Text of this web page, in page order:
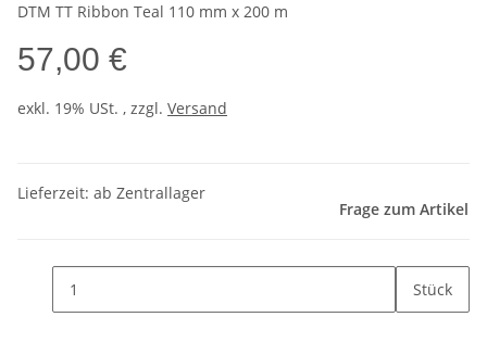
DTM TT Ribbon Teal 110 mm x 200 m
57,00 €
exkl. 19% USt. , zzgl. Versand
Lieferzeit: ab Zentrallager
Frage zum Artikel
Stück